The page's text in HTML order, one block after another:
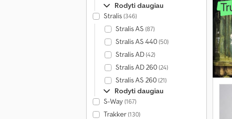
Rodyti daugiau
Stralis(346)
Stralis AS (87)
Stralis AS 440(50)
Stralis AD(42)
Stralis AD 260(24)
Stralis AS 260(21)
Rodyti daugiau
S-Way(167)
Trakker(130)